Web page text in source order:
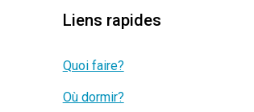
Liens rapides
Quoi faire?
Où dormir?